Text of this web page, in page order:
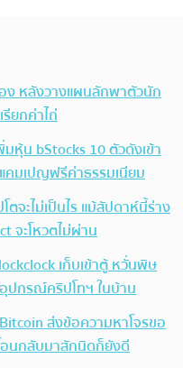
ง หลังวางแผนลักพาตัวนัก
ยกค่าไถ่
หุ้น bStocks 10 ตัวดังเข้า
มเปญฟรีค่าธรรมเนียม
จะไม่เป็นไร แม้สัปดาห์นี้ร่าง
จะโหวตไม่ผ่าน
เก็บเข้าตู้ หวั่นพิษ
ปกรณ์คริปโทฯ ในบ้าน
ส่งข้อความหาโจรขอ
นกลับมาสักนิดก็ยังดี